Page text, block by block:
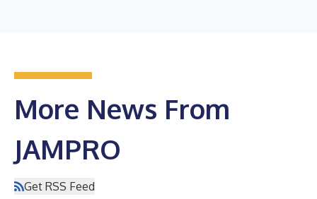
More News From
JAMPRO
Get RSS Feed